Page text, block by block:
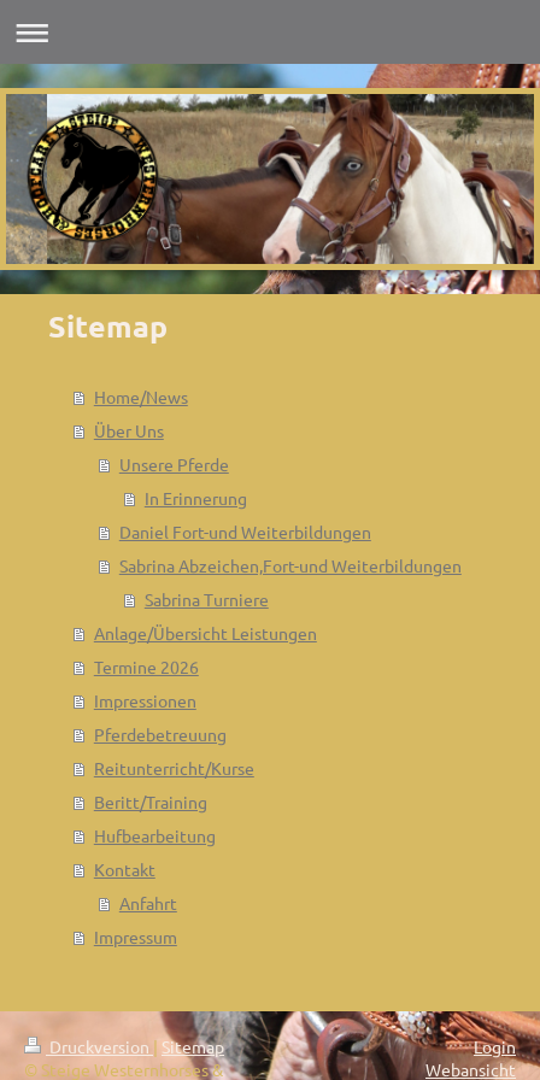
Sitemap
Home/News
Über Uns
Unsere Pferde
In Erinnerung
Daniel Fort-und Weiterbildungen
Sabrina Abzeichen,Fort-und Weiterbildungen
Sabrina Turniere
Anlage/Übersicht Leistungen
Termine 2026
Impressionen
Pferdebetreuung
Reitunterricht/Kurse
Beritt/Training
Hufbearbeitung
Kontakt
Anfahrt
Impressum
Druckversion | Sitemap
© Steige Westernhorses &
Login
Webansicht